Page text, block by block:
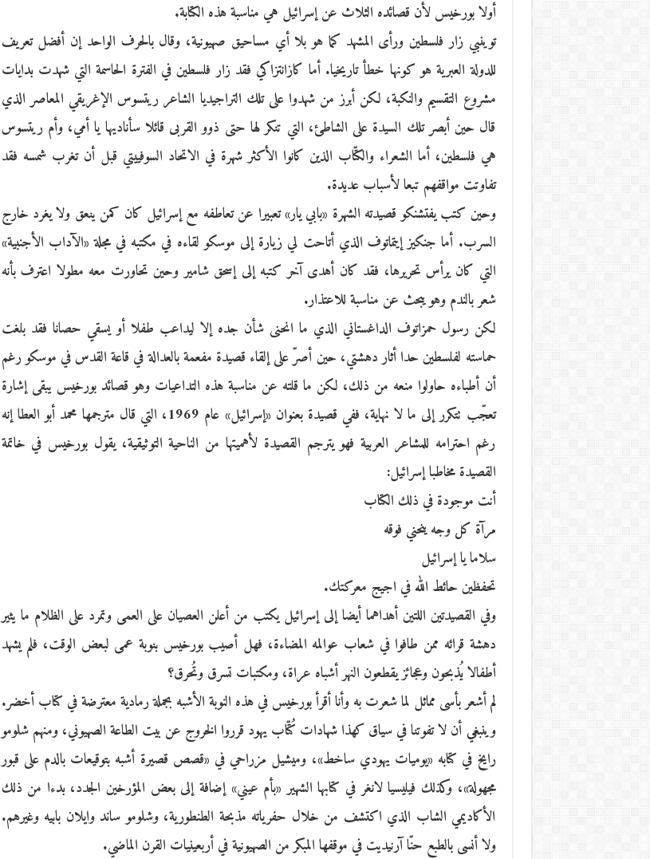
أولا بورخيس لأن قصائده الثلاث عن إسرائيل هي مناسبة هذه الكتابة.
توينبي زار فلسطين ورأى المشهد كما هو بلا أي مساحيق صهيونية، وقال بالحرف الواحد إن أفضل تعريف
للدولة العبرية هو كونها خطأ تاريخيا. أما كازانتزاكي فقد زار فلسطين في الفترة الحاسمة التي شهدت بدايات
مشروع التقسيم والنكبة، لكن أبرز من شهدوا على تلك التراجيديا الشاعر ريتسوس الإغريقي المعاصر الذي
قال حين أبصر تلك السيدة على الشاطئ، التي تنكر لها حتى ذوو القربى قائلا سأناديها يا أمي، وأم ريتسوس
هي فلسطين، أما الشعراء والكتّاب الذين كانوا الأكثر شهرة في الاتحاد السوفييتي قبل أن تغرب شمسه فقد
تفاوتت مواقفهم تبعا لأسباب عديدة.
وحين كتب يفتشنكو قصيدته الشهرة «بابي يار» تعبيرا عن تعاطفه مع إسرائيل كان كمن ينعق ولا يغرد خارج
السرب. أما جنكيز إيتماتوف الذي أتاحت لي زيارة إلى موسكو لقاءه في مكتبه في مجلة «الآداب الأجنبية»
التي كان يرأس تحريرها، فقد كان أهدى آخر كتبه إلى إسحق شامير وحين تحاورت معه مطولا اعترف بأنه
شعر بالندم وهو يبحث عن مناسبة للاعتذار.
لكن رسول حمزاتوف الداغستاني الذي ما انحنى شأن جده إلا ليداعب طفلا أو يسقي حصانا فقد بلغت
حماسته لفلسطين حدا أثار دهشتي، حين أصرّ على إلقاء قصيدة مفعمة بالعدالة في قاعة القدس في موسكو رغم
أن أطباءه حاولوا منعه من ذلك، لكن ما قلته عن مناسبة هذه التداعيات وهو قصائد بورخيس يبقى إشارة
تعجّب تتكرر إلى ما لا نهاية، ففي قصيدة بعنوان «إسرائيل» عام 1969، التي قال مترجمها محمد أبو العطا إنه
رغم احترامه للمشاعر العربية فهو يترجم القصيدة لأهميتها من الناحية التوثيقية، يقول بورخيس في خاتمة
القصيدة مخاطبا إسرائيل:
أنت موجودة في ذلك الكتاب
مرآة كل وجه ينحني فوقه
سلاما يا إسرائيل
تحفظين حائط الله في اجيج معركتك.
وفي القصيدتين اللتين أهداهما أيضا إلى إسرائيل يكتب من أعلن العصيان على العمى وتمرد على الظلام ما يثير
دهشة قرائه ممن طافوا في شعاب عوالمه المضاءة، فهل أصيب بورخيس بنوبة عمى لبعض الوقت، فلم يشهد
أطفالا يُذبحون وعجائز يقطعون النهر أشباه عراة، ومكتبات تسرق وتُحرق؟
لم أشعر بأسى مماثل لما شعرت به وأنا أقرأ بورخيس في هذه النوبة الأشبه بجملة رمادية معترضة في كتاب أخضر.
وينبغي أن لا تفوتنا في سياق كهذا شهادات كُتّاب يهود قرروا الخروج عن بيت الطاعة الصهيوني، ومنهم شلومو
رايخ في كتابه «يوميات يهودي ساخط»، وميشيل مزراحي في «قصص قصيرة أشبه بتوقيعات بالدم على قبور
مجهولة»، وكذلك فيليسيا لانغر في كتابها الشهير «بأم عيني» إضافة إلى بعض المؤرخين الجدد، بدءا من ذلك
الأكاديمي الشاب الذي اكتشف من خلال حفرياته مذبحة الطنطورية، وشلومو ساند وايلان بابيه وغيرهم.
ولا أنسى بالطبع حنّا آرنيديت في موقفها المبكر من الصهيونية في أربعينيات القرن الماضي.